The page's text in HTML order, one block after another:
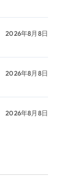
2026年8月8日
2026年8月8日
2026年8月8日